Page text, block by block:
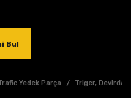
Bul
Yedek Parça Triger,